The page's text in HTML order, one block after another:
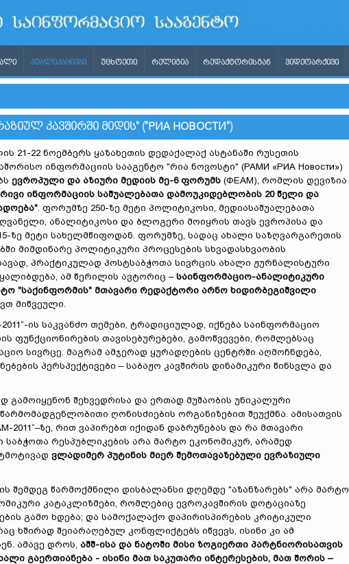
ᲞᲣᲑᲚᲘᲙᲐᲪᲘᲔᲑᲘ ᲣᲪᲮᲝᲔᲗᲘ ᲠᲔᲚᲘᲒᲘᲐ ᲠᲔᲓᲐᲥᲢᲝᲠᲘᲡᲒᲐᲜ ᲕᲘᲓᲔᲝᲐᲠᲥᲘᲕᲘ
ᲙᲐᲕᲨᲘᲠᲨᲘ ᲛᲘᲓᲘᲡ" ("РИА НОВОСТИ")
21-22 ნოემბერს ყაზახეთის დედაქალაქ ასტანაში რუსეთის
ინფორმაციის სააგენტო "რია ნოვოსტი" (РАМИ «РИА Новости»)
ევროპული და აზიური მედიის მე-6 ფორუმს (ФЕАМ), რომლის დევიზია
ინფორმაციის საშუალებათა დამოუკიდებლობის 20 წელი და
. ფორუმზე 250-ზე მეტი პოლიტიკოსი, მედიასაშუალებათა
ანალიტიკოსი და ბლოგერი მოიყრის თავს ევროპისა და
ზე მეტი სახელმწიფოდან. ფორუმზე, სადაც ახალი საზღვარგარეთის
მიმდინარე პოლიტიკური პროცესების სხვადასხვაობის
პრაქტიკულად პოსტსაბჭოთა სივრცის ახალი ჟურნალისტური
ამ წერილის ავტორიც – საინფორმაციო-ანალიტიკური
"საქინფორმის" მთავარი რედაქტორი არნო ხიდირბეგიშვილი
მიწვეული.
ის საკვანძო თემები, ტრადიციულად, იქნება საინფორმაციო
ფუნქციონირების თავისებურებები, გამოწვევები, რომლებსაც
სივრცე. მაგრამ ამჯერად ყურადღების ცენტრში აღმოჩნდება,
პერსპექტივები – საბაჟო კავშირის დინამიკური წინსვლა და
შეხვედრისა და ერთად მუშაობის უნიკალური
ღონისძიების ორგანიზებით შეუქმნა. ამისათვის
რით ვაპირებთ იქიდან დაბრუნებას და რა მთავარი
რესპუბლიკების არა მარტო ეკონომიკურ, არამედ
ვლადიმერ პუტინის მიერ შემოთავაზებული ევრაზიული
შემდეგ წარმოქმნილი დისბალანსი დღემდე "აზანზარებს" არა მარტო
კატაკლიზმები, რომლებიც ევროკავშირის დოტაციაზე
გამო ხდება; და სამოქალაქო დაპირისპირების კრიტიკული
ხშირად შეიარაღებულ კონფლიქტებს იწვევს, ისინი კი ამ
ამავე დროს, აშშ-ისა და ნატოში მისი ზოგიერთი პარტნიორისათვის
გაერთიანება - ისინი მათ საკუთარი ინტერესების, მათ შორის –